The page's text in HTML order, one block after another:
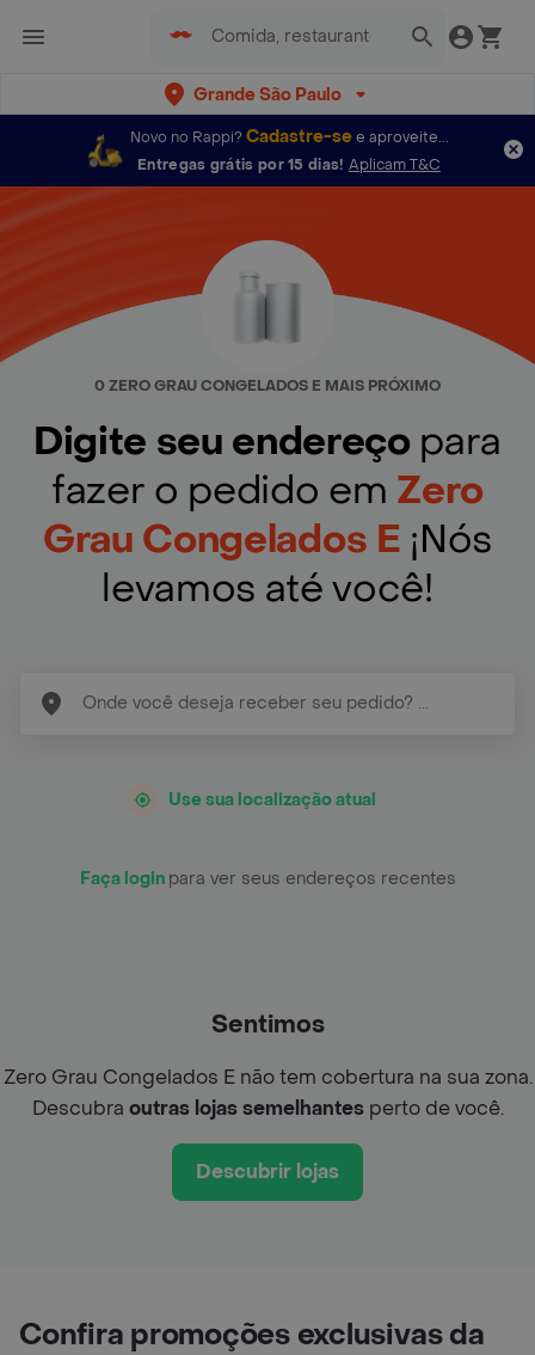
Grande São Paulo
Novo no Rappi? Cadastre-se e aproveite...
Entregas grátis por 15 dias! Aplicam T&C
0 ZERO GRAU CONGELADOS E MAIS PRÓXIMO
Digite seu endereço para
fazer o pedido em Zero
Grau Congelados E ¡Nós
levamos até você!
Use sua localização atual
Faça login para ver seus endereços recentes
Sentimos
Zero Grau Congelados E não tem cobertura na sua zona.
Descubra outras lojas semelhantesperto de você.
Descubrir lojas
Confira promoções exclusivas da